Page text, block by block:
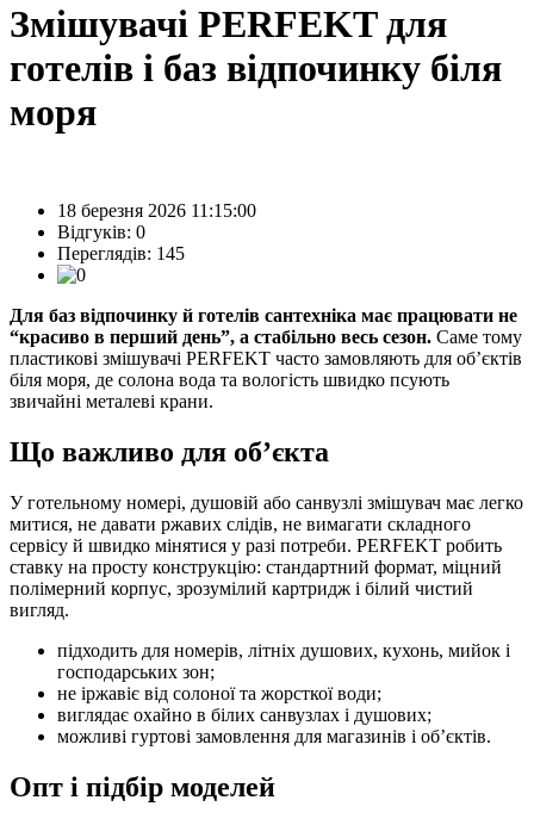
Змішувачі PERFEKT для
готелів і баз відпочинку біля
моря
18 березня 2026 11:15:00
Відгуків: 0
Переглядів: 145
Для баз відпочинку й готелів сантехніка має працювати не
“красиво в перший день”, а стабільно весь сезон. Саме тому
пластикові змішувачі PERFEKT часто замовляють для об’єктів
біля моря, де солона вода та вологість швидко псують
звичайні металеві крани.
Що важливо для об’єкта
У готельному номері, душовій або санвузлі змішувач має легко
митися, не давати ржавих слідів, не вимагати складного
сервісу й швидко мінятися у разі потреби. PERFEKT робить
ставку на просту конструкцію: стандартний формат, міцний
полімерний корпус, зрозумілий картридж і білий чистий
вигляд.
підходить для номерів, літніх душових, кухонь, мийок і
господарських зон;
не іржавіє від солоної та жорсткої води;
виглядає охайно в білих санвузлах і душових;
можливі гуртові замовлення для магазинів і об’єктів.
Опт і підбір моделей